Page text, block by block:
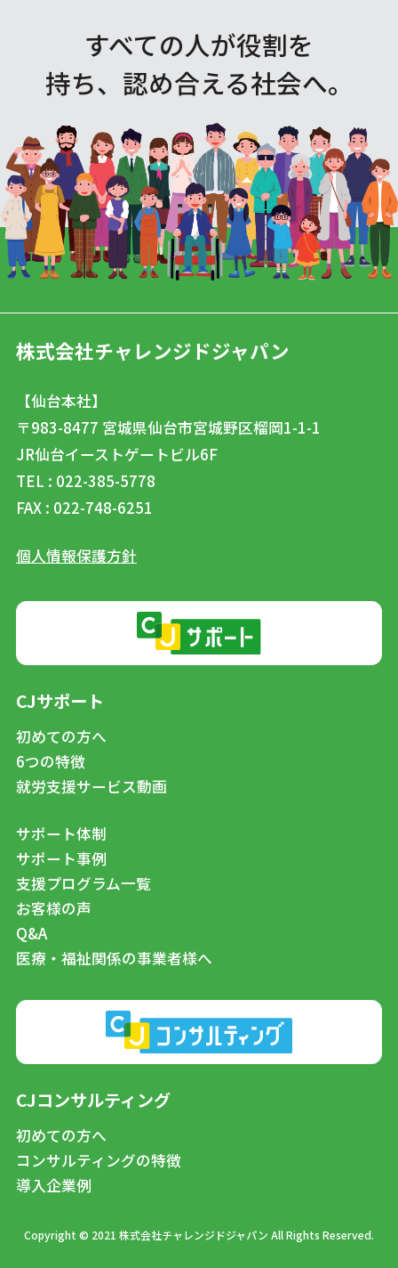
すべての人が役割を
持ち、認め合える社会へ。
株式会社チャレンジドジャパン
【仙台本社】
〒983-8477 宮城県仙台市宮城野区榴岡1-1-1
JR仙台イーストゲートビル6F
TEL : 022-385-5778
FAX : 022-748-6251
個人情報保護方針
CJサポート
初めての方へ
6つの特徴
就労支援サービス動画
サポート体制
サポート事例
支援プログラム一覧
お客様の声
Q&A
医療・福祉関係の事業者様へ
CJコンサルティング
初めての方へ
コンサルティングの特徴
導入企業例
Copyright © 2021 株式会社チャレンジドジャパン All Rights Reserved.